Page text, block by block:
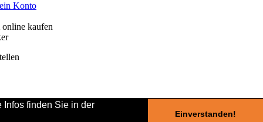
Infos finden Sie in der
Einverstanden!
Konto
kaufen